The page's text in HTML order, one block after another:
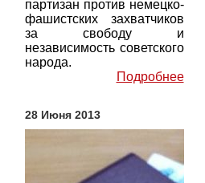
партизан против немецко-
фашистских захватчиков
за свободу и
независимость советского
народа.
Подробнее
28 Июня 2013